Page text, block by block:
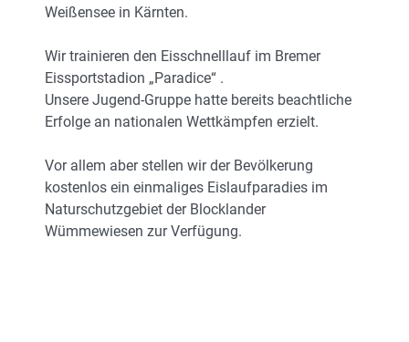
Weißensee in Kärnten.
Wir trainieren den Eisschnelllauf im Bremer
Eissportstadion „Paradice“ .
Unsere Jugend-Gruppe hatte bereits beachtliche
Erfolge an nationalen Wettkämpfen erzielt.
Vor allem aber stellen wir der Bevölkerung
kostenlos ein einmaliges Eislaufparadies im
Naturschutzgebiet der Blocklander
Wümmewiesen zur Verfügung.